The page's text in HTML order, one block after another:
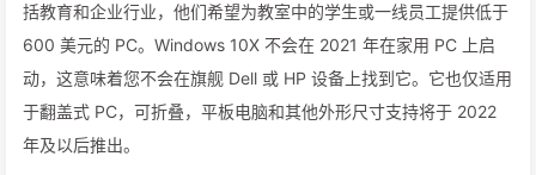
括教育和企业行业，他们希望为教室中的学生或一线员工提供低于
600 美元的 PC。Windows 10X 不会在 2021 年在家用 PC 上启
动，这意味着您不会在旗舰 Dell 或 HP 设备上找到它。它也仅适用
于翻盖式 PC，可折叠，平板电脑和其他外形尺寸支持将于 2022
年及以后推出。